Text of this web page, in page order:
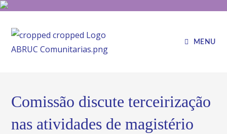
MENU
Comissão discute terceirização
nas atividades de magistério